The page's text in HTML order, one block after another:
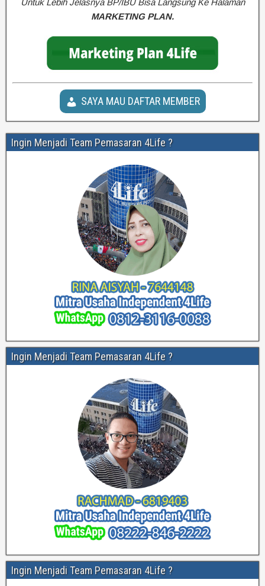
MARKETING PLAN.
SAYA MAU DAFTAR MEMBER
Ingin Menjadi Team Pemasaran 4Life ?
Ingin Menjadi Team Pemasaran 4Life ?
Ingin Menjadi Team Pemasaran 4Life ?